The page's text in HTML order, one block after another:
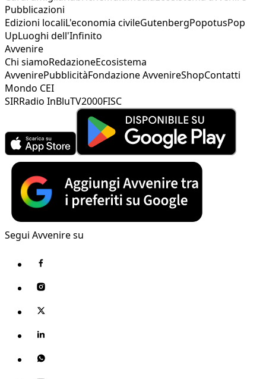
Pubblicazioni
Edizioni localiL'economia civileGutenbergPopotusPop
UpLuoghi dell'Infinito
Avvenire
Chi siamoRedazioneEcosistema
AvvenirePubblicitàFondazione AvvenireShopContatti
Mondo CEI
SIRRadio InBluTV2000FISC
Segui Avvenire su